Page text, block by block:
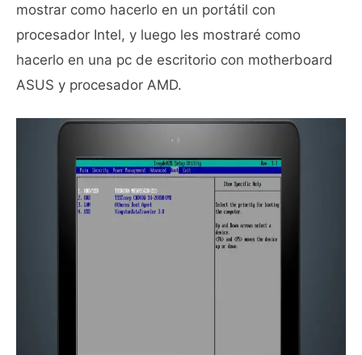
mostrar como hacerlo en un portátil con
procesador Intel, y luego les mostraré como
hacerlo en una pc de escritorio con motherboard
ASUS y procesador AMD.